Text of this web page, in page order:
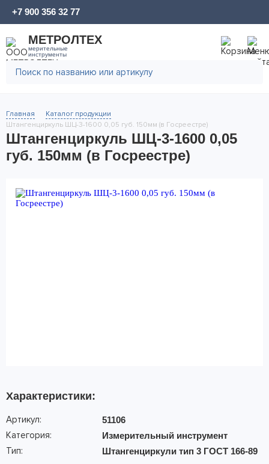
МЕТРОЛТЕХ
мерительные
инструменты
+7 900 356 32 77
Главная
Каталог продукции
Штангенциркуль ШЦ-3-1600 0,05 губ. 150мм (в Госреестре)
Штангенциркуль ШЦ-3-1600 0,05
губ. 150мм (в Госреестре)
Характеристики:
Артикул: 51106
Категория: Измерительный инструмент
Тип: Штангенциркули тип 3 ГОСТ 166-89